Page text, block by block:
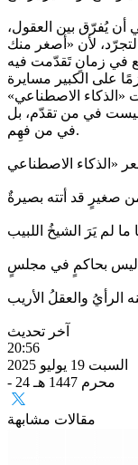
أن يُفرّق بين العقول،
لأن «أصغر منك
في زمانٍ تَقدّمت فيه
على الكبير مسايرة
«الذكاء الاصطناعي»
ليست في من تقدّم، بل
في من فهِم.
صغيرٍ قد أتته بصيرةٌ
ما لم يَرَ الشيخُ اللبيب
بحاكمٍ في مجلسٍ
آخر تحديث
20:56
السبت 19 يوليو 2025
- 24 محرم 1447 هـ
مقالات مشابهة